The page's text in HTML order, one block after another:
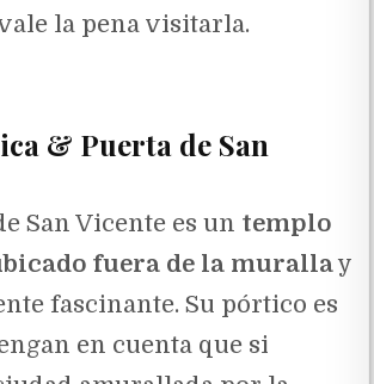
la pena visitarla.
& Puerta de San
San Vicente es un templo
fuera de la murallay
fascinante. Su pórtico es
en cuenta que si